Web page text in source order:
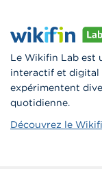
Le Wikifin Lab est
interactif et digital
expérimentent
quotidienne.
Découvrez le